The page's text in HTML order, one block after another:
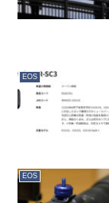
EOS
EOS